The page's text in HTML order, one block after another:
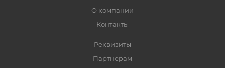
О компании
Контакты
Реквизиты
Партнерам